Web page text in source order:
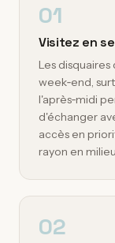
01
Visitez en
Les
week‑end,
l'après‑midi
d'échanger
accès en
rayon en
02